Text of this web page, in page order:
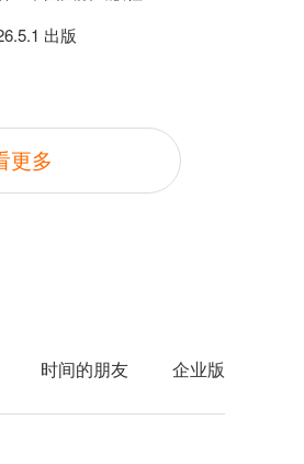
出版
更多
时间的朋友 企业版